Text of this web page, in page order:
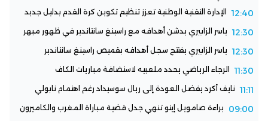
12:40 الإدارة التقنية الوطنية تعزز تنظيم تكوين كرة القدم بدليل جديد
12:30 ياسر الزابيري يدشن أهدافه مع راسينغ سانتاندير في ظهور مبهر
12:30 ياسر الزابيري يفتتح سجل أهدافه بقميص راسينغ سانتاندير
11:30 الرجاء الرياضي يحدد ملعبيه لاستضافة مباريات الكاف
11:11 نايف أكرد يفضل العودة إلى ريال سوسيداد رغم اهتمام نابولي
09:00 براءة صامويل إيتو تنهي جدل قضية مباراة المغرب والكاميرون